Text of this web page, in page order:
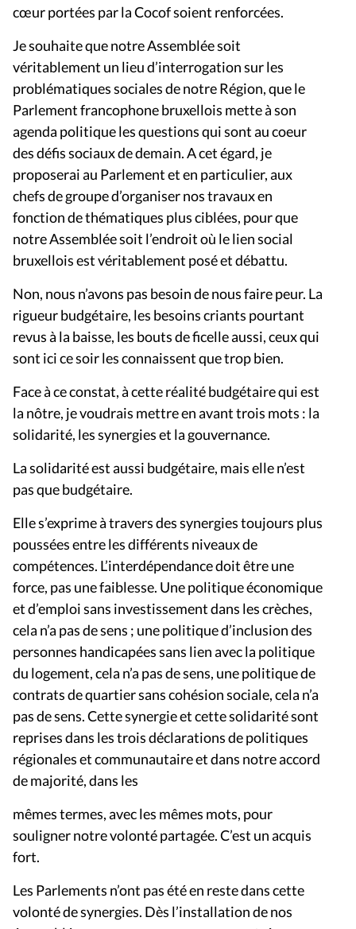
cœur portées par la Cocof soient renforcées.
Je souhaite que notre Assemblée soit
véritablement un lieu d’interrogation sur les
problématiques sociales de notre Région, que le
Parlement francophone bruxellois mette à son
agenda politique les questions qui sont au coeur
des défis sociaux de demain. A cet égard, je
proposerai au Parlement et en particulier, aux
chefs de groupe d’organiser nos travaux en
fonction de thématiques plus ciblées, pour que
notre Assemblée soit l’endroit où le lien social
bruxellois est véritablement posé et débattu.
Non, nous n’avons pas besoin de nous faire peur. La
rigueur budgétaire, les besoins criants pourtant
revus à la baisse, les bouts de ficelle aussi, ceux qui
sont ici ce soir les connaissent que trop bien.
Face à ce constat, à cette réalité budgétaire qui est
la nôtre, je voudrais mettre en avant trois mots : la
solidarité, les synergies et la gouvernance.
La solidarité est aussi budgétaire, mais elle n’est
pas que budgétaire.
Elle s’exprime à travers des synergies toujours plus
poussées entre les différents niveaux de
compétences. L’interdépendance doit être une
force, pas une faiblesse. Une politique économique
et d’emploi sans investissement dans les crèches,
cela n’a pas de sens ; une politique d’inclusion des
personnes handicapées sans lien avec la politique
du logement, cela n’a pas de sens, une politique de
contrats de quartier sans cohésion sociale, cela n’a
pas de sens. Cette synergie et cette solidarité sont
reprises dans les trois déclarations de politiques
régionales et communautaire et dans notre accord
de majorité, dans les
mêmes termes, avec les mêmes mots, pour
souligner notre volonté partagée. C’est un acquis
fort.
Les Parlements n’ont pas été en reste dans cette
volonté de synergies. Dès l’installation de nos